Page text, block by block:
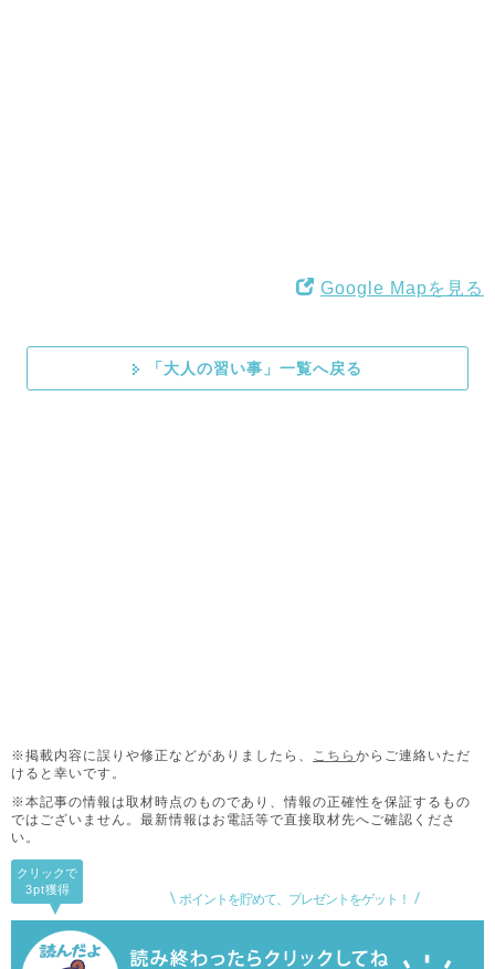
Google Mapを見る
「大人の習い事」一覧へ戻る
※掲載内容に誤りや修正などがありましたら、 こちら からご連絡いただ
けると幸いです。
※本記事の情報は取材時点のものであり、情報の正確性を保証するもの
ではございません。 最新情報はお電話等で直接取材先へご確認くださ
い。
ポイントを貯めて、プレゼントをゲット！
クリックで
3pt獲得